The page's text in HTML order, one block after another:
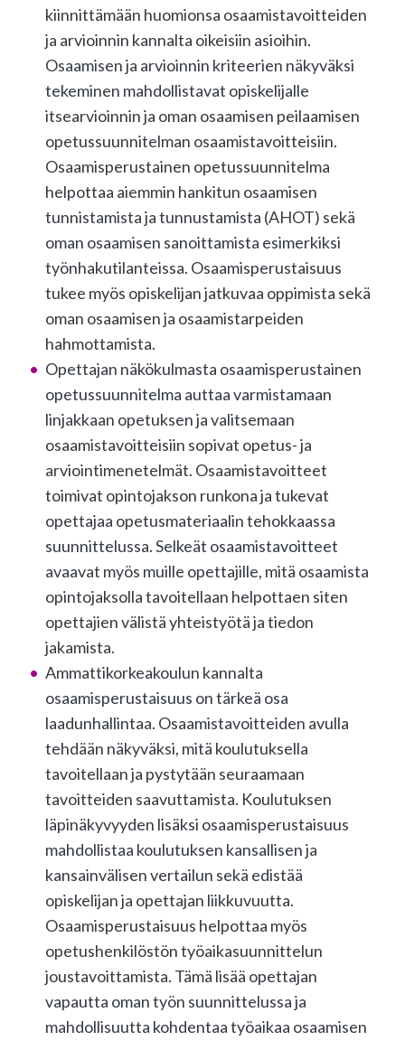
kiinnittämään huomionsa osaamistavoitteiden
ja arvioinnin kannalta oikeisiin asioihin.
Osaamisen ja arvioinnin kriteerien näkyväksi
tekeminen mahdollistavat opiskelijalle
itsearvioinnin ja oman osaamisen peilaamisen
opetussuunnitelman osaamistavoitteisiin.
Osaamisperustainen opetussuunnitelma
helpottaa aiemmin hankitun osaamisen
tunnistamista ja tunnustamista (AHOT) sekä
oman osaamisen sanoittamista esimerkiksi
työnhakutilanteissa. Osaamisperustaisuus
tukee myös opiskelijan jatkuvaa oppimista sekä
oman osaamisen ja osaamistarpeiden
hahmottamista.
Opettajan näkökulmasta osaamisperustainen
opetussuunnitelma auttaa varmistamaan
linjakkaan opetuksen ja valitsemaan
osaamistavoitteisiin sopivat opetus- ja
arviointimenetelmät. Osaamistavoitteet
toimivat opintojakson runkona ja tukevat
opettajaa opetusmateriaalin tehokkaassa
suunnittelussa. Selkeät osaamistavoitteet
avaavat myös muille opettajille, mitä osaamista
opintojaksolla tavoitellaan helpottaen siten
opettajien välistä yhteistyötä ja tiedon
jakamista.
Ammattikorkeakoulun kannalta
osaamisperustaisuus on tärkeä osa
laadunhallintaa. Osaamistavoitteiden avulla
tehdään näkyväksi, mitä koulutuksella
tavoitellaan ja pystytään seuraamaan
tavoitteiden saavuttamista. Koulutuksen
läpinäkyvyyden lisäksi osaamisperustaisuus
mahdollistaa koulutuksen kansallisen ja
kansainvälisen vertailun sekä edistää
opiskelijan ja opettajan liikkuvuutta.
Osaamisperustaisuus helpottaa myös
opetushenkilöstön työaikasuunnittelun
joustavoittamista. Tämä lisää opettajan
vapautta oman työn suunnittelussa ja
mahdollisuutta kohdentaa työaikaa osaamisen